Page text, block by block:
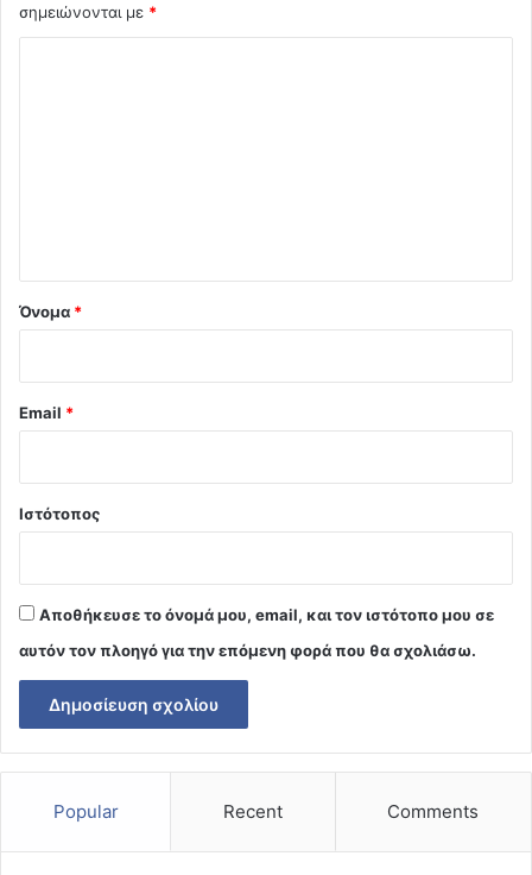
σημειώνονται με *
Όνομα *
Email *
Ιστότοπος
Αποθήκευσε το όνομά μου, email, και τον ιστότοπο μου σε
αυτόν τον πλοηγό για την επόμενη φορά που θα σχολιάσω.
Popular Recent Comments